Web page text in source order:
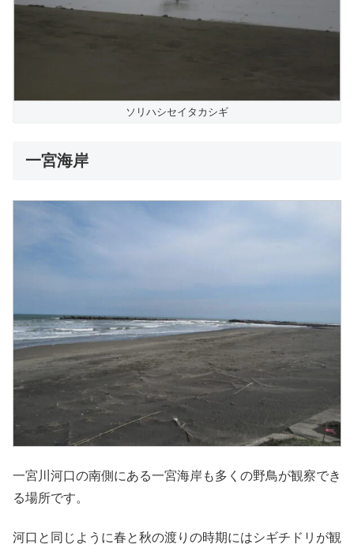
ソリハシセイタカシギ
一宮海岸
一宮川河口の南側にある一宮海岸も多くの野鳥が観察でき
る場所です。
河口と同じように春と秋の渡りの時期にはシギチドリが観